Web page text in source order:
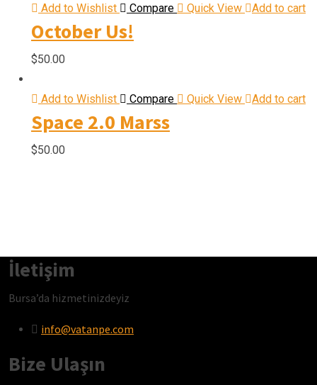
was:
$50.00.
is:
$40.00.
Add to Wishlist Compare Quick View Add to cart
October Us!
$50.00
Add to Wishlist Compare Quick View Add to cart
Space 2.0 Marss
$50.00
İletişim
Bursa’da hizmetinizdeyiz
info@vatanpe.com
Bize Ulaşın